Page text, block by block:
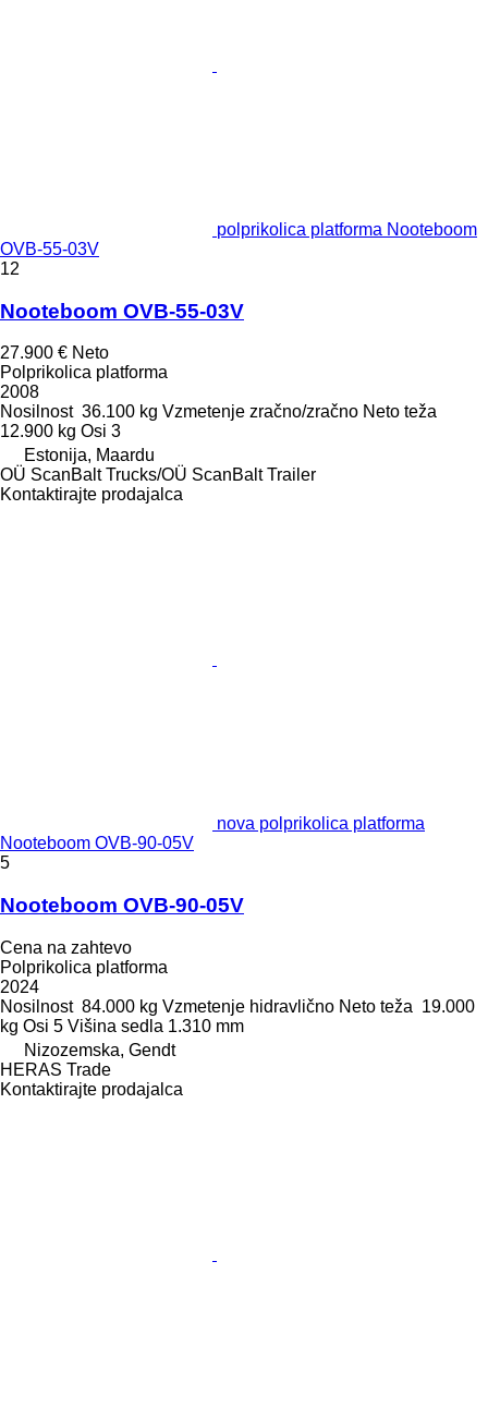
polprikolica platforma Nooteboom
OVB-55-03V
12
Nooteboom OVB-55-03V
27.900 € Neto
Polprikolica platforma
2008
Nosilnost 36.100 kg Vzmetenje zračno/zračno Neto teža
12.900 kg Osi 3
Estonija, Maardu
OÜ ScanBalt Trucks/OÜ ScanBalt Trailer
Kontaktirajte prodajalca
nova polprikolica platforma
Nooteboom OVB-90-05V
5
Nooteboom OVB-90-05V
Cena na zahtevo
Polprikolica platforma
2024
Nosilnost 84.000 kg Vzmetenje hidravlično Neto teža 19.000
kg Osi 5 Višina sedla 1.310 mm
Nizozemska, Gendt
HERAS Trade
Kontaktirajte prodajalca